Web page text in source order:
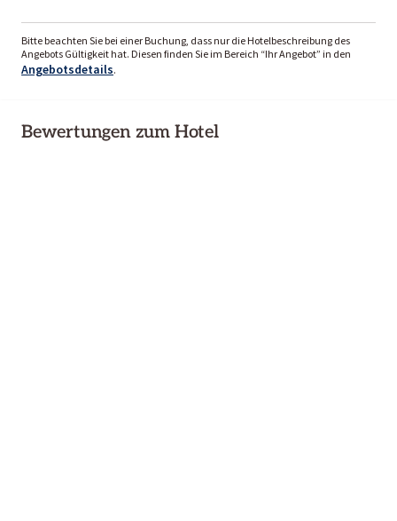
Bitte beachten Sie bei einer Buchung, dass nur die Hotelbeschreibung des
Angebots Gültigkeit hat. Diesen finden Sie im Bereich “Ihr Angebot” in den
Angebotsdetails.
Bewertungen zum Hotel